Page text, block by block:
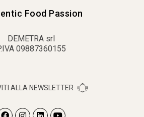
Food Passion
DEMETRA srl
09887360155
ALLA NEWSLETTER